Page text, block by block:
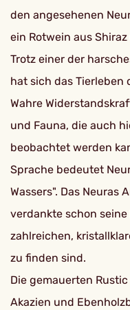
den angesehenen
ein Rotwein aus
Trotz einer der
hat sich das Tierleben
Wahre
und Fauna, die auch
beobachtet werden
Sprache bedeutet
Wassers". Das Neuras
verdankte schon
zahlreichen,
zu finden sind.
Die gemauerten
Akazien und